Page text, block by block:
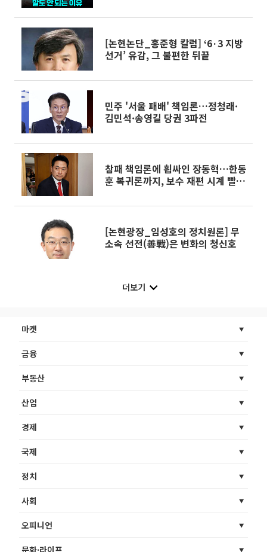
[논현논단_홍준형 칼럼] ‘6·3 지방
선거’ 유감, 그 불편한 뒤끝
민주 '서울 패배' 책임론…정청래·
김민석·송영길 당권 3파전
참패 책임론에 휩싸인 장동혁…한동
훈 복귀론까지, 보수 재편 시계 빨라
[논현광장_임성호의 정치원론] 무
소속 선전(善戰)은 변화의 청신호
더보기
마켓
금융
부동산
산업
경제
국제
정치
사회
오피니언
문화·라이프